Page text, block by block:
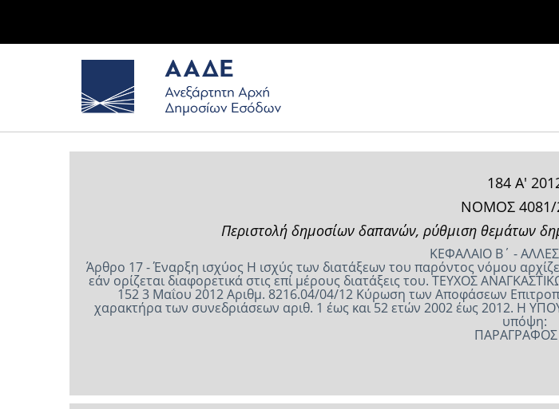
184 Α'
ΝΟΜΟΣ 4081/
Περιστολή δημοσίων δαπανών, ρύθμιση θεμάτων
ΚΕΦΑΛΑΙΟ Β΄ - ΑΛΛΕΣ
Άρθρο 17 - Έναρξη ισχύος Η ισχύς των διατάξεων του παρόντος νόμου
εάν ορίζεται διαφορετικά στις επί μέρους διατάξεις του. ΤΕΥΧΟΣ
152 3 Μαΐου 2012 Αριθμ. 8216.04/04/12 Κύρωση των Αποφάσεων
χαρακτήρα των συνεδριάσεων αριθ. 1 έως και 52 ετών 2002 έως 2012. Η
υπόψη:
ΠΑΡΑΓΡΑΦΟΣ